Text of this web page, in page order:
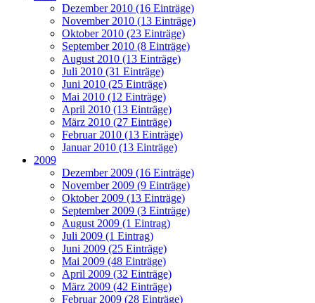
Dezember 2010 (16 Einträge)
November 2010 (13 Einträge)
Oktober 2010 (23 Einträge)
September 2010 (8 Einträge)
August 2010 (13 Einträge)
Juli 2010 (31 Einträge)
Juni 2010 (25 Einträge)
Mai 2010 (12 Einträge)
April 2010 (13 Einträge)
März 2010 (27 Einträge)
Februar 2010 (13 Einträge)
Januar 2010 (13 Einträge)
2009
Dezember 2009 (16 Einträge)
November 2009 (9 Einträge)
Oktober 2009 (13 Einträge)
September 2009 (3 Einträge)
August 2009 (1 Eintrag)
Juli 2009 (1 Eintrag)
Juni 2009 (25 Einträge)
Mai 2009 (48 Einträge)
April 2009 (32 Einträge)
März 2009 (42 Einträge)
Februar 2009 (28 Einträge)